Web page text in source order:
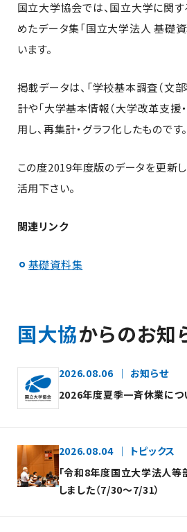
国立大学協会では、国立大学に関
めたデータ集「国立大学法人 基礎
います。
掲載データは、「学校基本調査（文
計や「大学基本情報（大学改革支援
用し、再集計・グラフ化したものです。
この度2019年度版のデータを更新
活用下さい。
関連リンク
基礎資料集
国大協からのお知
2026.08.06
お知らせ
2026年度夏季一斉休業につ
2026.08.04
トピックス
「令和8年度国立大学法人等
しました（7/30～7/31）